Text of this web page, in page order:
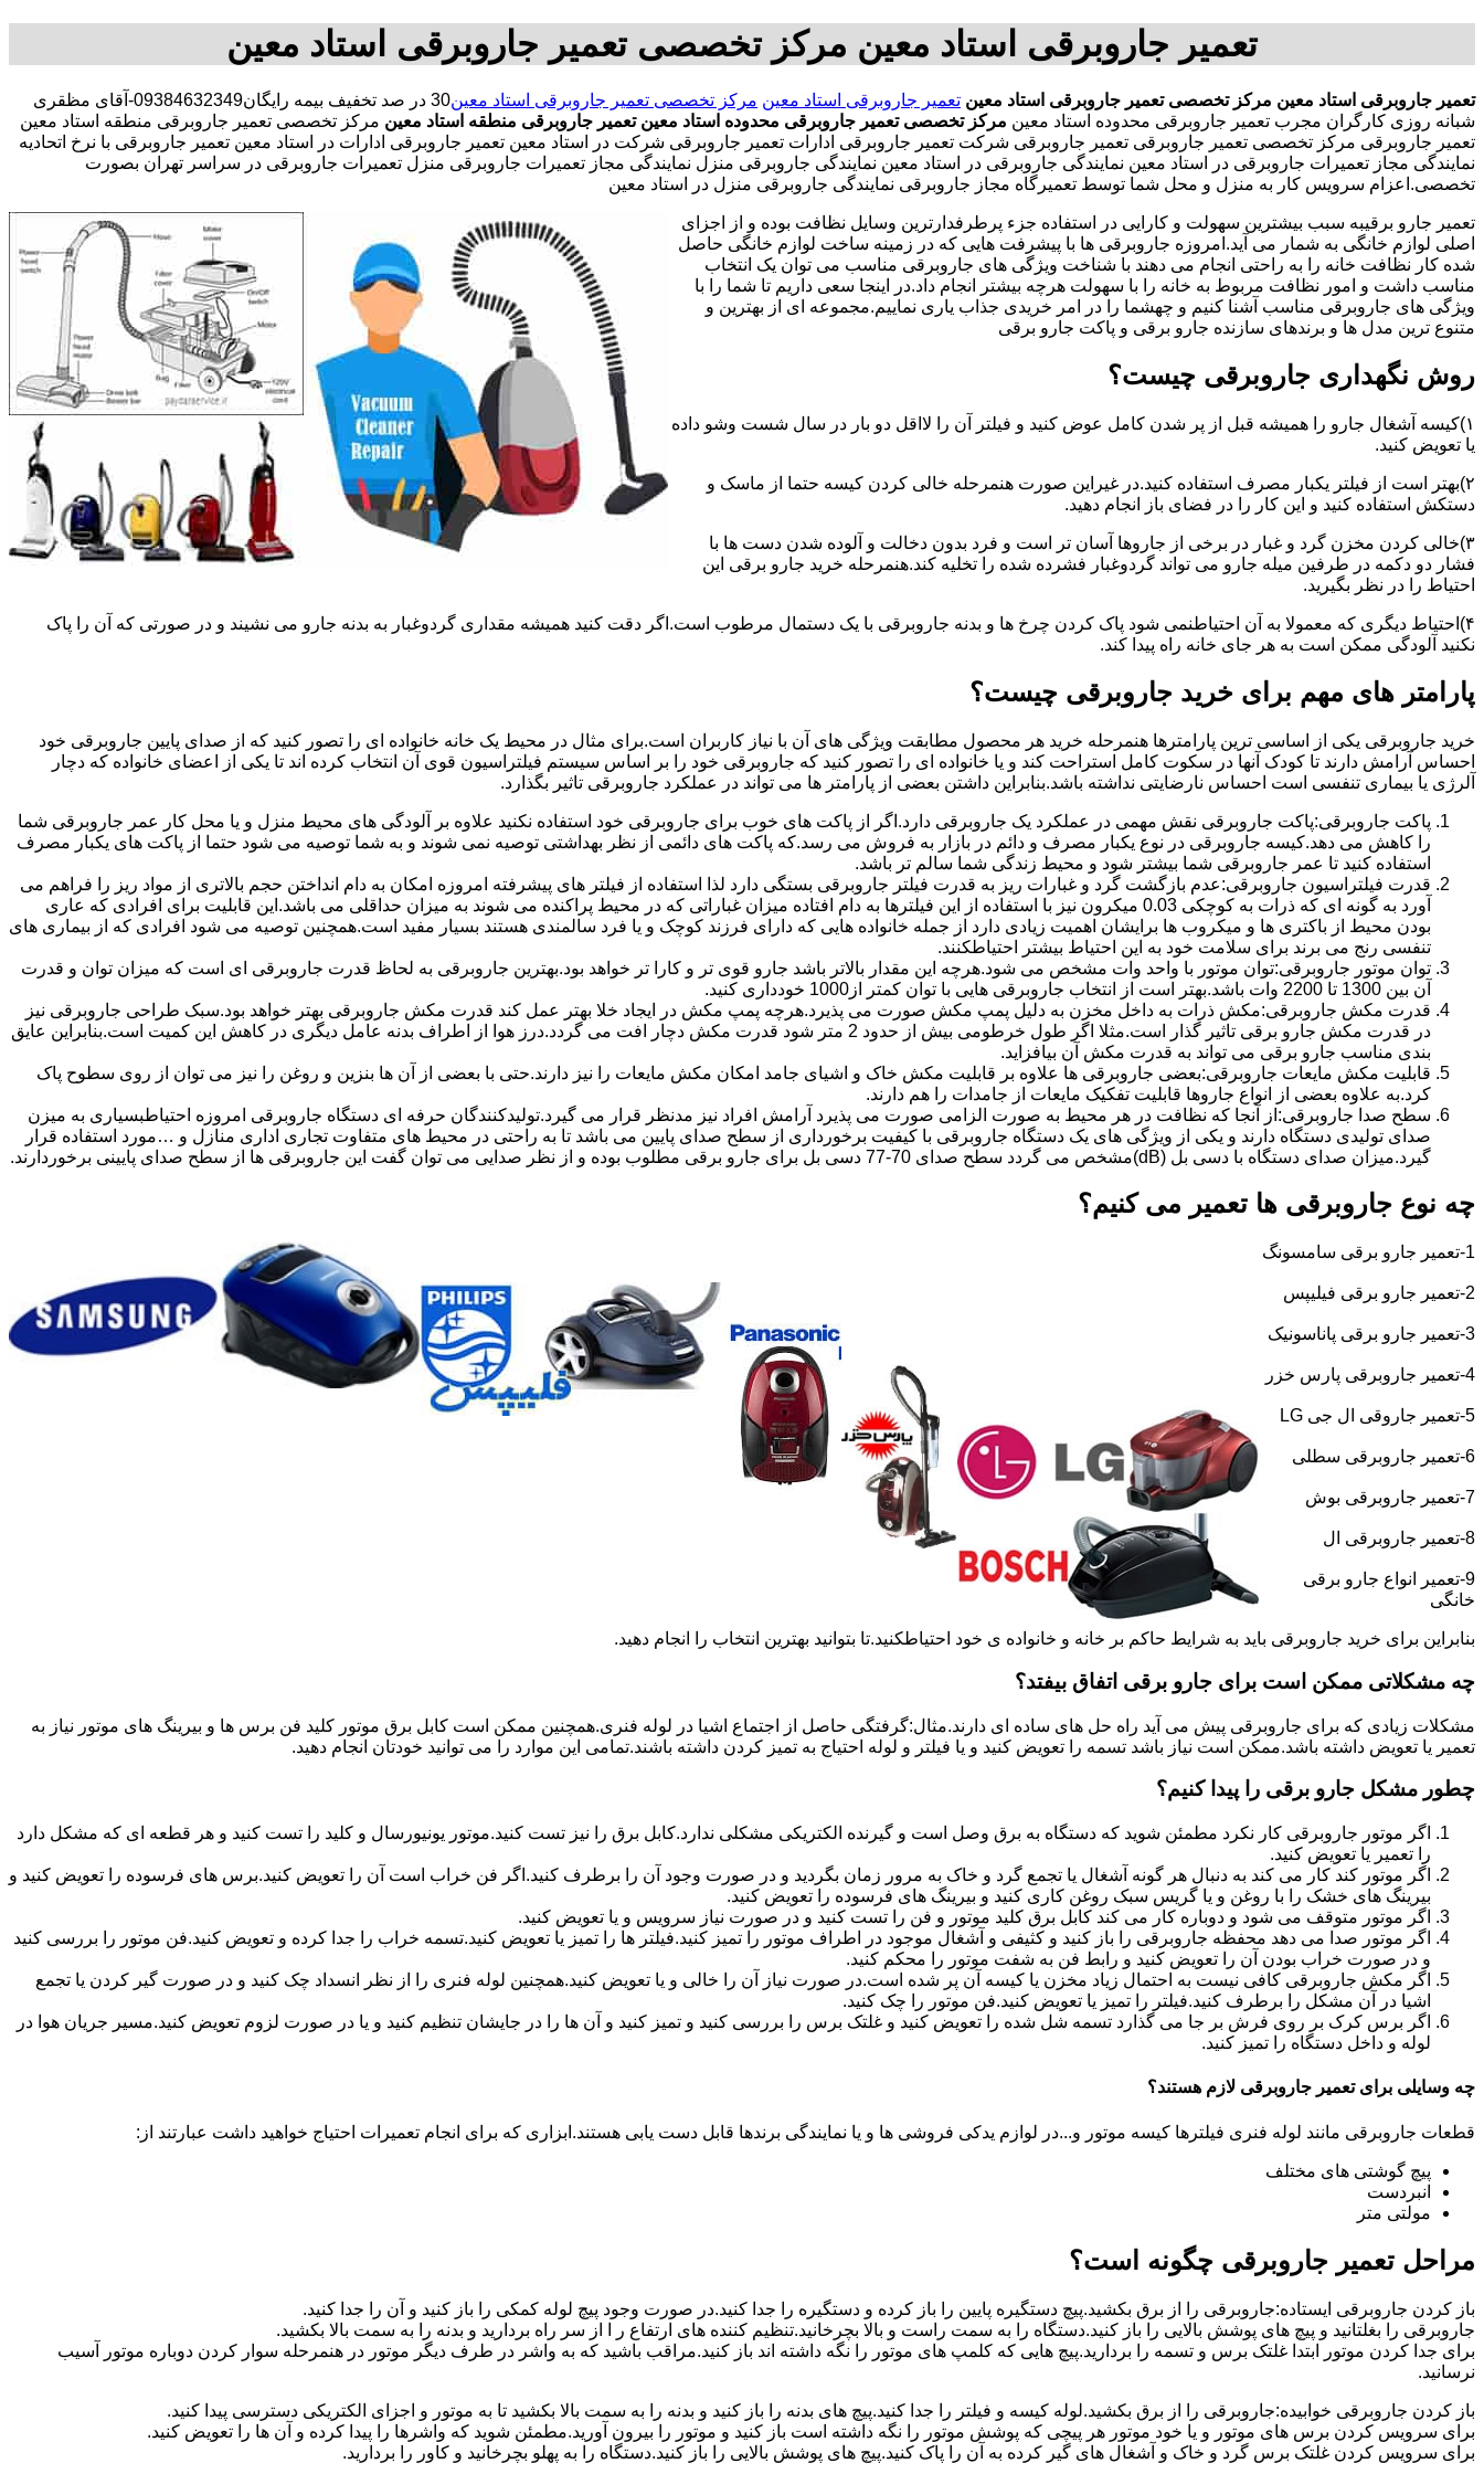
تعمیر جاروبرقی استاد معین مرکز تخصصی تعمیر جاروبرقی استاد معین
تعمیر جاروبرقی استاد معین مرکز تخصصی تعمیر جاروبرقی استاد معین تعمیر جاروبرقی استاد معین مرکز تخصصی تعمیر جاروبرقی استاد معین
30 در صد تخفیف بیمه رایگان09384632349-آقای مظقری
شبانه روزی کارگران مجرب تعمیر جاروبرقی محدوده استاد معین مرکز تخصصی تعمیر جاروبرقی محدوده استاد معین تعمیر جاروبرقی منطقه استاد معین مرکز تخصصی تعمیر جاروبرقی منطقه استاد معین
تعمیر جاروبرقی مرکز تخصصی تعمیر جاروبرقی تعمیر جاروبرقی شرکت تعمیر جاروبرقی ادارات تعمیر جاروبرقی شرکت در استاد معین تعمیر جاروبرقی ادارات در استاد معین تعمیر جاروبرقی با نرخ اتحادیه
نمایندگی مجاز تعمیرات جاروبرقی در استاد معین نمایندگی جاروبرقی در استاد معین نمایندگی جاروبرقی منزل نمایندگی مجاز تعمیرات جاروبرقی منزل تعمیرات جاروبرقی در سراسر تهران بصورت
تخصصی.اعزام سرویس کار به منزل و محل شما توسط تعمیرگاه مجاز جاروبرقی نمایندگی جاروبرقی منزل در استاد معین
تعمیر جارو برقیبه سبب بیشترین سهولت و کارایی در استفاده جزء پرطرفدارترین وسایل نظافت بوده و از اجزای
اصلی لوازم خانگی به شمار می آید.امروزه جاروبرقی ها با پیشرفت هایی که در زمینه ساخت لوازم خانگی حاصل
شده کار نظافت خانه را به راحتی انجام می دهند با شناخت ویژگی های جاروبرقی مناسب می توان یک انتخاب
مناسب داشت و امور نظافت مربوط به خانه را با سهولت هرچه بیشتر انجام داد.در اینجا سعی داریم تا شما را با
ویژگی های جاروبرقی مناسب آشنا کنیم و چهشما را در امر خریدی جذاب یاری نماییم.مجموعه ای از بهترین و
متنوع ترین مدل ها و برندهای سازنده جارو برقی و پاکت جارو برقی
روش نگهداری جاروبرقی چیست؟
۱)کیسه آشغال جارو را همیشه قبل از پر شدن کامل عوض کنید و فیلتر آن را لااقل دو بار در سال شست وشو داده
یا تعویض کنید.
۲)بهتر است از فیلتر یکبار مصرف استفاده کنید.در غیراین صورت هنمرحله خالی کردن کیسه حتما از ماسک و
دستکش استفاده کنید و این کار را در فضای باز انجام دهید.
۳)خالی کردن مخزن گرد و غبار در برخی از جاروها آسان تر است و فرد بدون دخالت و آلوده شدن دست ها با
فشار دو دکمه در طرفین میله جارو می تواند گردوغبار فشرده شده را تخلیه کند.هنمرحله خرید جارو برقی این
احتیاط را در نظر بگیرید.
۴)احتیاط دیگری که معمولا به آن احتیاطنمی شود پاک کردن چرخ ها و بدنه جاروبرقی با یک دستمال مرطوب است.اگر دقت کنید همیشه مقداری گردوغبار به بدنه جارو می نشیند و در صورتی که آن را پاک
نکنید آلودگی ممکن است به هر جای خانه راه پیدا کند.
پارامتر های مهم برای خرید جاروبرقی چیست؟
خرید جاروبرقی یکی از اساسی ترین پارامترها هنمرحله خرید هر محصول مطابقت ویژگی های آن با نیاز کاربران است.برای مثال در محیط یک خانه خانواده ای را تصور کنید که از صدای پایین جاروبرقی خود
احساس آرامش دارند تا کودک آنها در سکوت کامل استراحت کند و یا خانواده ای را تصور کنید که جاروبرقی خود را بر اساس سیستم فیلتراسیون قوی آن انتخاب کرده اند تا یکی از اعضای خانواده که دچار
آلرژی یا بیماری تنفسی است احساس نارضایتی نداشته باشد.بنابراین داشتن بعضی از پارامتر ها می تواند در عملکرد جاروبرقی تاثیر بگذارد.
پاکت جاروبرقی:پاکت جاروبرقی نقش مهمی در عملکرد یک جاروبرقی دارد.اگر از پاکت های خوب برای جاروبرقی خود استفاده نکنید علاوه بر آلودگی های محیط منزل و یا محل کار عمر جاروبرقی شما
را کاهش می دهد.کیسه جاروبرقی در نوع یکبار مصرف و دائم در بازار به فروش می رسد.که پاکت های دائمی از نظر بهداشتی توصیه نمی شوند و به شما توصیه می شود حتما از پاکت های یکبار مصرف
استفاده کنید تا عمر جاروبرقی شما بیشتر شود و محیط زندگی شما سالم تر باشد.
قدرت فیلتراسیون جاروبرقی:عدم بازگشت گرد و غبارات ریز به قدرت فیلتر جاروبرقی بستگی دارد لذا استفاده از فیلتر های پیشرفته امروزه امکان به دام انداختن حجم بالاتری از مواد ریز را فراهم می
آورد به گونه ای که ذرات به کوچکی 0.03 میکرون نیز با استفاده از این فیلترها به دام افتاده میزان غباراتی که در محیط پراکنده می شوند به میزان حداقلی می باشد.این قابلیت برای افرادی که عاری
بودن محیط از باکتری ها و میکروب ها برایشان اهمیت زیادی دارد از جمله خانواده هایی که دارای فرزند کوچک و یا فرد سالمندی هستند بسیار مفید است.همچنین توصیه می شود افرادی که از بیماری های
تنفسی رنج می برند برای سلامت خود به این احتیاط بیشتر احتیاطکنند.
توان موتور جاروبرقی:توان موتور با واحد وات مشخص می شود.هرچه این مقدار بالاتر باشد جارو قوی تر و کارا تر خواهد بود.بهترین جاروبرقی به لحاظ قدرت جاروبرقی ای است که میزان توان و قدرت
آن بین 1300 تا 2200 وات باشد.بهتر است از انتخاب جاروبرقی هایی با توان کمتر از1000 خودداری کنید.
قدرت مکش جاروبرقی:مکش ذرات به داخل مخزن به دلیل پمپ مکش صورت می پذیرد.هرچه پمپ مکش در ایجاد خلا بهتر عمل کند قدرت مکش جاروبرقی بهتر خواهد بود.سبک طراحی جاروبرقی نیز
در قدرت مکش جارو برقی تاثیر گذار است.مثلا اگر طول خرطومی بیش از حدود 2 متر شود قدرت مکش دچار افت می گردد.درز هوا از اطراف بدنه عامل دیگری در کاهش این کمیت است.بنابراین عایق
بندی مناسب جارو برقی می تواند به قدرت مکش آن بیافزاید.
قابلیت مکش مایعات جاروبرقی:بعضی جاروبرقی ها علاوه بر قابلیت مکش خاک و اشیای جامد امکان مکش مایعات را نیز دارند.حتی با بعضی از آن ها بنزین و روغن را نیز می توان از روی سطوح پاک
کرد.به علاوه بعضی از انواع جاروها قابلیت تفکیک مایعات از جامدات را هم دارند.
سطح صدا جاروبرقی:از آنجا که نظافت در هر محیط به صورت الزامی صورت می پذیرد آرامش افراد نیز مدنظر قرار می گیرد.تولیدکنندگان حرفه ای دستگاه جاروبرقی امروزه احتیاطبسیاری به میزن
صدای تولیدی دستگاه دارند و یکی از ویژگی های یک دستگاه جاروبرقی با کیفیت برخورداری از سطح صدای پایین می باشد تا به راحتی در محیط های متفاوت تجاری اداری منازل و …مورد استفاده قرار
گیرد.میزان صدای دستگاه با دسی بل (dB)مشخص می گردد سطح صدای 70-77 دسی بل برای جارو برقی مطلوب بوده و از نظر صدایی می توان گفت این جاروبرقی ها از سطح صدای پایینی برخوردارند.
چه نوع جاروبرقی ها تعمیر می کنیم؟
1-تعمیر جارو برقی سامسونگ
2-تعمیر جارو برقی فیلیپس
3-تعمیر جارو برقی پاناسونیک
4-تعمیر جاروبرقی پارس خزر
5-تعمیر جاروقی ال جی LG
6-تعمیر جاروبرقی سطلی
7-تعمیر جاروبرقی بوش
8-تعمیر جاروبرقی ال
9-تعمیر انواع جارو برقی
خانگی
بنابراین برای خرید جاروبرقی باید به شرایط حاکم بر خانه و خانواده ی خود احتیاطکنید.تا بتوانید بهترین انتخاب را انجام دهید.
چه مشکلاتی ممکن است برای جارو برقی اتفاق بیفتد؟
مشکلات زیادی که برای جاروبرقی پیش می آید راه حل های ساده ای دارند.مثال:گرفتگی حاصل از اجتماع اشیا در لوله فنری.همچنین ممکن است کابل برق موتور کلید فن برس ها و بیرینگ های موتور نیاز به
تعمیر یا تعویض داشته باشد.ممکن است نیاز باشد تسمه را تعویض کنید و یا فیلتر و لوله احتیاج به تمیز کردن داشته باشند.تمامی این موارد را می توانید خودتان انجام دهید.
چطور مشکل جارو برقی را پیدا کنیم؟
اگر موتور جاروبرقی کار نکرد مطمئن شوید که دستگاه به برق وصل است و گیرنده الکتریکی مشکلی ندارد.کابل برق را نیز تست کنید.موتور یونیورسال و کلید را تست کنید و هر قطعه ای که مشکل دارد
را تعمیر یا تعویض کنید.
اگر موتور کند کار می کند به دنبال هر گونه آشغال یا تجمع گرد و خاک به مرور زمان بگردید و در صورت وجود آن را برطرف کنید.اگر فن خراب است آن را تعویض کنید.برس های فرسوده را تعویض کنید و
بیرینگ های خشک را با روغن و یا گریس سبک روغن کاری کنید و بیرینگ های فرسوده را تعویض کنید.
اگر موتور متوقف می شود و دوباره کار می کند کابل برق کلید موتور و فن را تست کنید و در صورت نیاز سرویس و یا تعویض کنید.
اگر موتور صدا می دهد محفظه جاروبرقی را باز کنید و کثیفی و آشغال موجود در اطراف موتور را تمیز کنید.فیلتر ها را تمیز یا تعویض کنید.تسمه خراب را جدا کرده و تعویض کنید.فن موتور را بررسی کنید
و در صورت خراب بودن آن را تعویض کنید و رابط فن به شفت موتور را محکم کنید.
اگر مکش جاروبرقی کافی نیست به احتمال زیاد مخزن یا کیسه آن پر شده است.در صورت نیاز آن را خالی و یا تعویض کنید.همچنین لوله فنری را از نظر انسداد چک کنید و در صورت گیر کردن یا تجمع
اشیا در آن مشکل را برطرف کنید.فیلتر را تمیز یا تعویض کنید.فن موتور را چک کنید.
اگر برس کرک بر روی فرش بر جا می گذارد تسمه شل شده را تعویض کنید و غلتک برس را بررسی کنید و تمیز کنید و آن ها را در جایشان تنظیم کنید و یا در صورت لزوم تعویض کنید.مسیر جریان هوا در
لوله و داخل دستگاه را تمیز کنید.
چه وسایلی برای تعمیر جاروبرقی لازم هستند؟
قطعات جاروبرقی مانند لوله فنری فیلترها کیسه موتور و...در لوازم یدکی فروشی ها و یا نمایندگی برندها قابل دست یابی هستند.ابزاری که برای انجام تعمیرات احتیاج خواهید داشت عبارتند از:
پیچ گوشتی های مختلف
انبردست
مولتی متر
مراحل تعمیر جاروبرقی چگونه است؟
باز کردن جاروبرقی ایستاده:جاروبرقی را از برق بکشید.پیچ دستگیره پایین را باز کرده و دستگیره را جدا کنید.در صورت وجود پیچ لوله کمکی را باز کنید و آن را جدا کنید.
جاروبرقی را بغلتانید و پیچ های پوشش بالایی را باز کنید.دستگاه را به سمت راست و بالا بچرخانید.تنظیم کننده های ارتفاع ر ا از سر راه بردارید و بدنه را به سمت بالا بکشید.
برای جدا کردن موتور ابتدا غلتک برس و تسمه را بردارید.پیچ هایی که کلمپ های موتور را نگه داشته اند باز کنید.مراقب باشید که به واشر در طرف دیگر موتور در هنمرحله سوار کردن دوباره موتور آسیب
نرسانید.
باز کردن جاروبرقی خوابیده:جاروبرقی را از برق بکشید.لوله کیسه و فیلتر را جدا کنید.پیچ های بدنه را باز کنید و بدنه را به سمت بالا بکشید تا به موتور و اجزای الکتریکی دسترسی پیدا کنید.
برای سرویس کردن برس های موتور و یا خود موتور هر پیچی که پوشش موتور را نگه داشته است باز کنید و موتور را بیرون آورید.مطمئن شوید که واشرها را پیدا کرده و آن ها را تعویض کنید.
برای سرویس کردن غلتک برس گرد و خاک و آشغال های گیر کرده به آن را پاک کنید.پیچ های پوشش بالایی را باز کنید.دستگاه را به پهلو بچرخانید و کاور را بردارید.